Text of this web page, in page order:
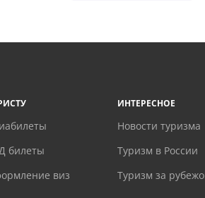
билеты
виз
ИНТЕРЕСНОЕ
Новости туризма
Туризм в России
Туризм за